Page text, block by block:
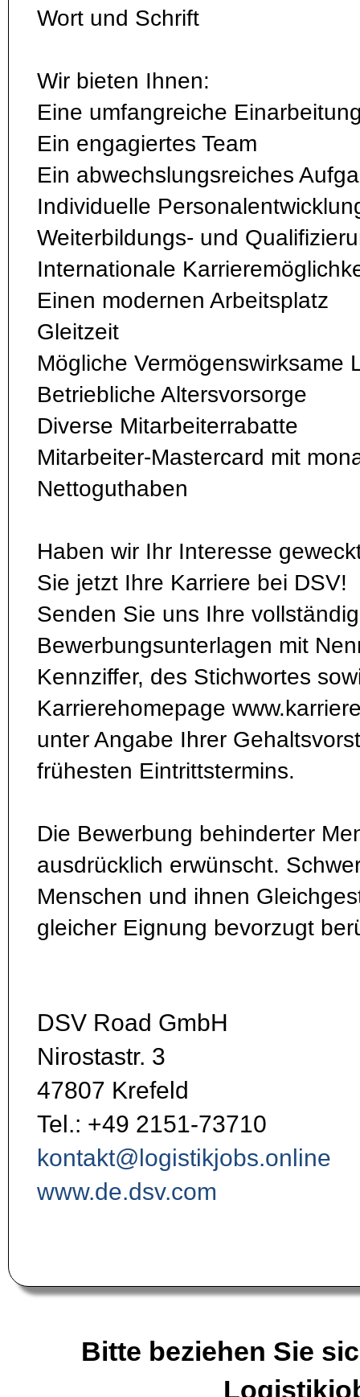
Wort und Schrift
Wir bieten Ihnen:
Eine umfangreiche
Ein engagiertes Team
Ein abwechslungsreiches
Individuelle
Weiterbildungs- und
Internationale
Einen modernen Arbeitsplatz
Gleitzeit
Mögliche Vermögenswirksame
Betriebliche Altersvorsorge
Diverse Mitarbeiterrabatte
Mitarbeiter-Mastercard mit
Nettoguthaben
Haben wir Ihr Interesse
Sie jetzt Ihre Karriere bei DSV!
Senden Sie uns Ihre
Bewerbungsunterlagen mit
Kennziffer, des Stichwortes
Karrierehomepage
unter Angabe Ihrer
frühesten Eintrittstermins.
Die Bewerbung behinderter
ausdrücklich erwünscht.
Menschen und ihnen
gleicher Eignung bevorzugt
DSV Road GmbH
Nirostastr. 3
47807 Krefeld
Tel.: +49 2151-73710
kontakt@logistikjobs.online
www.de.dsv.com
Bitte beziehen Sie